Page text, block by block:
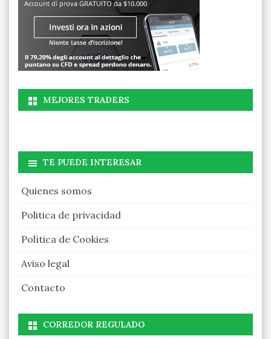
MEJORES TRADERS
TE PUEDE INTERESAR
Quienes somos
Politica de privacidad
Política de Cookies
Aviso legal
Contacto
CORREDOR REGULADO